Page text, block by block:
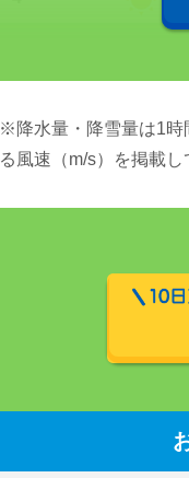
※降水量・降雪量は1時
る風速（m/s）を掲載し